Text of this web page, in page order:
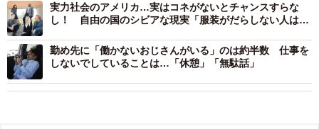
実力社会のアメリカ…実はコネがないとチャンスすらな
し！ 自由の国のシビアな現実「服装がだらしない人は値
勤め先に「働かないおじさんがいる」のは約半数 仕事を
しないでしていることは…「休憩」「無駄話」